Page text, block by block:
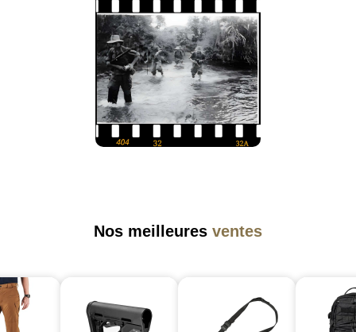
Nos meilleures ventes